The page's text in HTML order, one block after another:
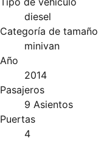
diesel
Categoría de tamaño
minivan
Año
2014
Pasajeros
9 Asientos
Puertas
4